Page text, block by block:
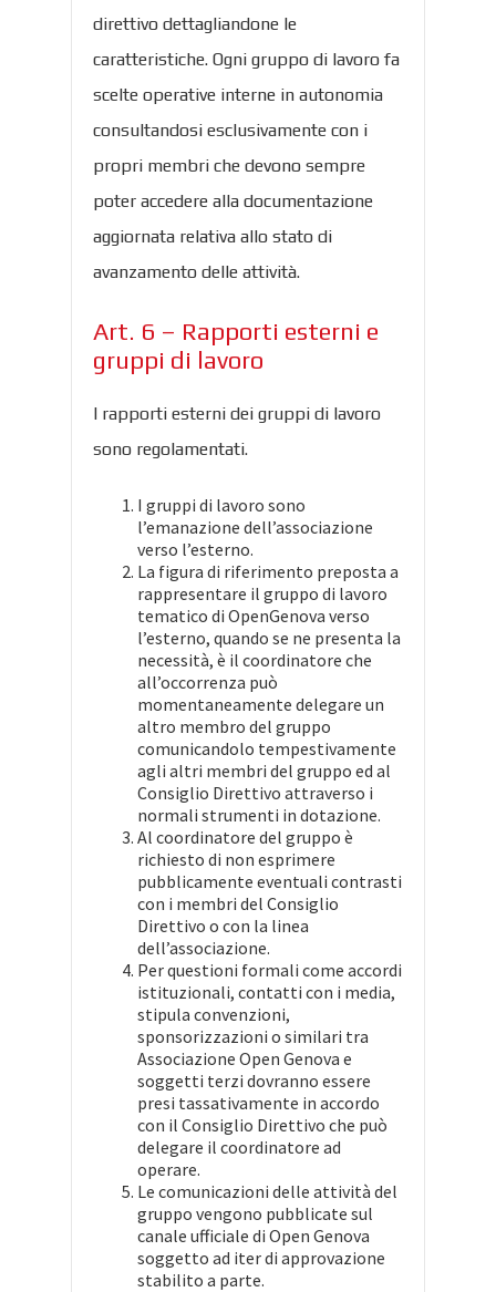
direttivo dettagliandone le
caratteristiche. Ogni gruppo di lavoro fa
scelte operative interne in autonomia
consultandosi esclusivamente con i
propri membri che devono sempre
poter accedere alla documentazione
aggiornata relativa allo stato di
avanzamento delle attività.
Art. 6 – Rapporti esterni e
gruppi di lavoro
I rapporti esterni dei gruppi di lavoro
sono regolamentati.
I gruppi di lavoro sono
l’emanazione dell’associazione
verso l’esterno.
La figura di riferimento preposta a
rappresentare il gruppo di lavoro
tematico di OpenGenova verso
l’esterno, quando se ne presenta la
necessità, è il coordinatore che
all’occorrenza può
momentaneamente delegare un
altro membro del gruppo
comunicandolo tempestivamente
agli altri membri del gruppo ed al
Consiglio Direttivo attraverso i
normali strumenti in dotazione.
Al coordinatore del gruppo è
richiesto di non esprimere
pubblicamente eventuali contrasti
con i membri del Consiglio
Direttivo o con la linea
dell’associazione.
Per questioni formali come accordi
istituzionali, contatti con i media,
stipula convenzioni,
sponsorizzazioni o similari tra
Associazione Open Genova e
soggetti terzi dovranno essere
presi tassativamente in accordo
con il Consiglio Direttivo che può
delegare il coordinatore ad
operare.
Le comunicazioni delle attività del
gruppo vengono pubblicate sul
canale ufficiale di Open Genova
soggetto ad iter di approvazione
stabilito a parte.